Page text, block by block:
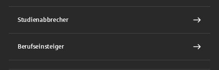
Studienabbrecher
Berufseinsteiger